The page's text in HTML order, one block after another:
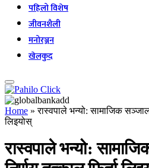
पहिलो विशेष
जीवनशैली
मनोरञ्जन
खेलकुद
Home »रास्वपाले भन्यो: सामाजिक सञ्जाल
लिइयोस्
रास्वपाले भन्यो: